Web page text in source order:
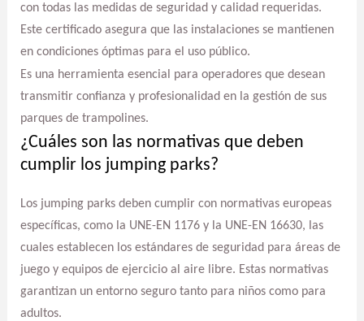
con todas las medidas de seguridad y calidad requeridas.
Este certificado asegura que las instalaciones se mantienen
en condiciones óptimas para el uso público.
Es una herramienta esencial para operadores que desean
transmitir confianza y profesionalidad en la gestión de sus
parques de trampolines.
¿Cuáles son las normativas que deben
cumplir los jumping parks?
Los jumping parks deben cumplir con normativas europeas
específicas, como la UNE-EN 1176 y la UNE-EN 16630, las
cuales establecen los estándares de seguridad para áreas de
juego y equipos de ejercicio al aire libre. Estas normativas
garantizan un entorno seguro tanto para niños como para
adultos.